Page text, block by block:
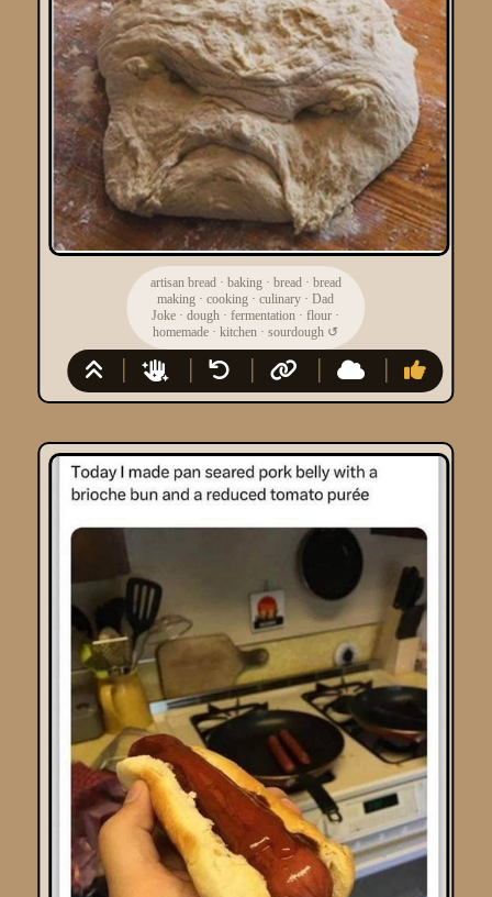
artisan bread· baking· bread· bread
making ·cooking ·culinary ·Dad
Joke ·dough ·fermentation ·flour ·
homemade ·kitchen ·sourdough ↺